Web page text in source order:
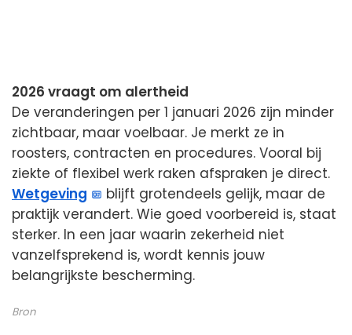
2026 vraagt om alertheid
De veranderingen per 1 januari 2026 zijn minder
zichtbaar, maar voelbaar. Je merkt ze in
roosters, contracten en procedures. Vooral bij
ziekte of flexibel werk raken afspraken je direct.
Wetgeving
blijft grotendeels gelijk, maar de
praktijk verandert. Wie goed voorbereid is, staat
sterker. In een jaar waarin zekerheid niet
vanzelfsprekend is, wordt kennis jouw
belangrijkste bescherming.
Bron